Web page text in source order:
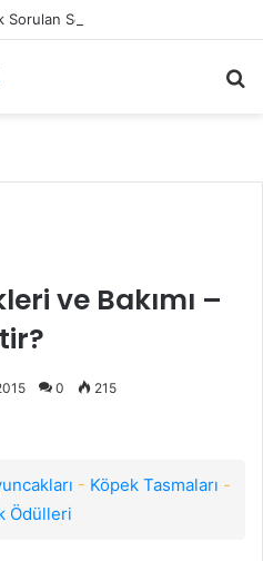
Sorulan Sorular ve Cevaplar
ve Bakımı –
0 215
- Köpek Tasmaları -
Ödülleri